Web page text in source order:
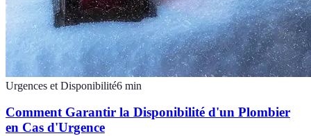
Urgences et Disponibilité6 min
Comment Garantir la Disponibilité d'un Plombier
en Cas d'Urgence